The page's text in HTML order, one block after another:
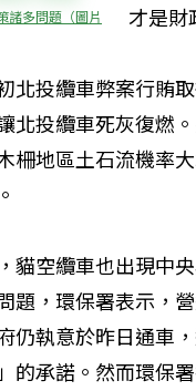
諸多問題（圖片
才是財
北投纜車弊案行賄
北投纜車死灰復燃
柵地區土石流機率
貓空纜車也出現中
題，環保署表示，
仍執意於昨日通車
的承諾。然而環保